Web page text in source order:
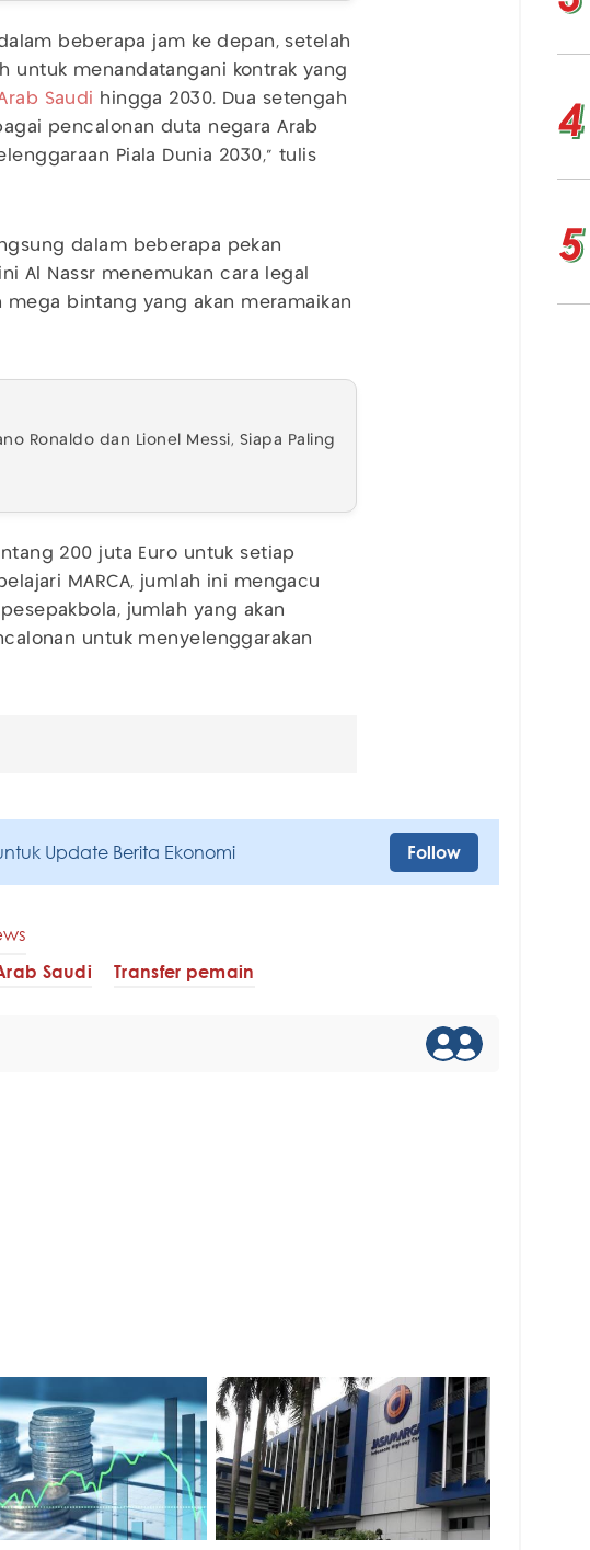
beberapa jam ke depan, setelah
untuk menandatangani kontrak yang
Saudi
hingga 2030. Dua setengah
pencalonan duta negara Arab
Piala Dunia 2030,” tulis
dalam beberapa pekan
Al Nassr menemukan cara legal
bintang yang akan meramaikan
Ronaldo dan Lionel Messi, Siapa Paling
200 juta Euro untuk setiap
MARCA, jumlah ini mengacu
jumlah yang akan
untuk menyelenggarakan
Update Berita Ekonomi Follow
Saudi Transfer pemain